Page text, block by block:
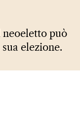
neoeletto può
elezione.